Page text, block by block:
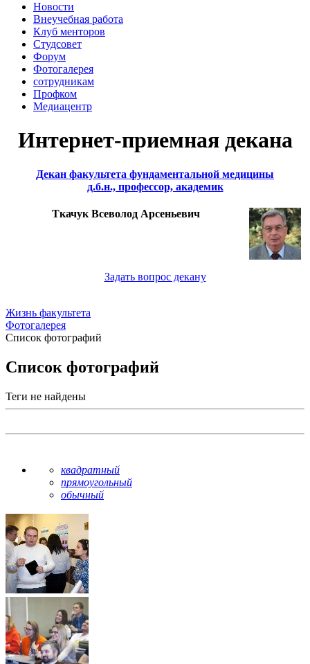
Новости
Внеучебная работа
Клуб менторов
Студсовет
Форум
Фотогалерея
сотрудникам
Профком
Медиацентр
Интернет-приемная декана
Декан факультета фундаментальной медицины
д.б.н., профессор, академик
Ткачук Всеволод Арсеньевич
Задать вопрос декану
Жизнь факультета
Фотогалерея
Список фотографий
Список фотографий
Теги не найдены
квадратный
прямоугольный
обычный